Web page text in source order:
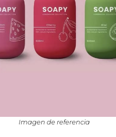
Imagen de referencia